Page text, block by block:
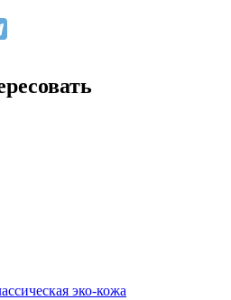
эко-кожа